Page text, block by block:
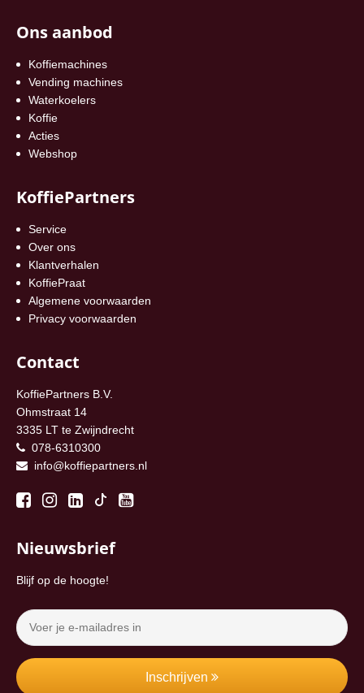
Ons aanbod
Koffiemachines
Vending machines
Waterkoelers
Koffie
Acties
Webshop
KoffiePartners
Service
Over ons
Klantverhalen
KoffiePraat
Algemene voorwaarden
Privacy voorwaarden
Contact
KoffiePartners B.V.
Ohmstraat 14
3335 LT te Zwijndrecht
078-6310300
info@koffiepartners.nl
Nieuwsbrief
Blijf op de hoogte!
Inschrijven